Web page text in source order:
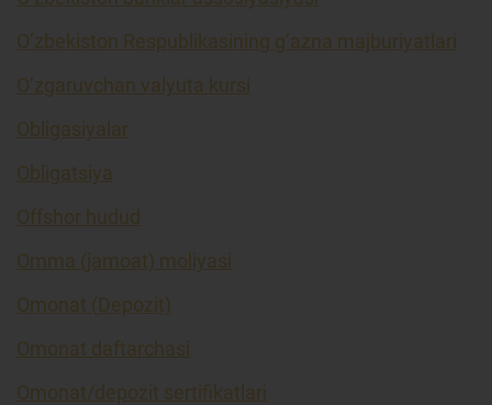
O’zbekiston Respublikasining g’azna majburiyatlari
O’zgaruvchan valyuta kursi
Obligasiyalar
Obligatsiya
Offshor hudud
Omma (jamoat) moliyasi
Omonat (Depozit)
Omonat daftarchasi
Omonat/depozit sertifikatlari